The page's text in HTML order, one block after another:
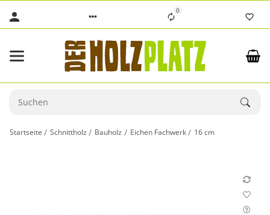
0
Startseite Schnittholz Bauholz Eichen Fachwerk 16 cm